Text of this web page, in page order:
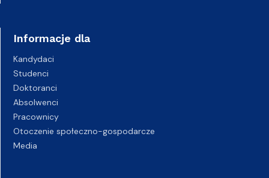
Informacje dla
Kandydaci
Studenci
Doktoranci
Absolwenci
Pracownicy
Otoczenie społeczno-gospodarcze
Media